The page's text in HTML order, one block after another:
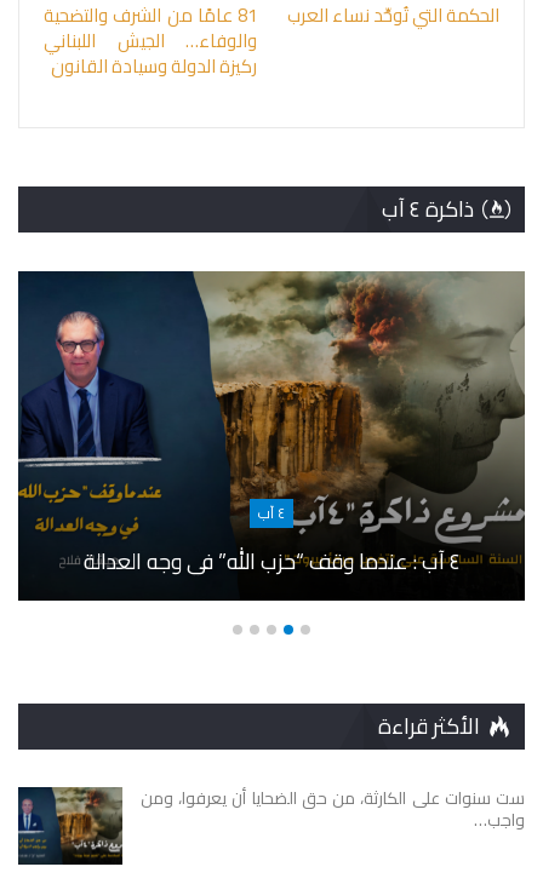
الحكمة التي تُوحِّد نساء العرب 81 عامًا من الشرف والتضحية
والوفاء… الجيش اللبناني
ركيزة الدولة وسيادة القانون
ذاكرة ٤ آب
٤ آب
٤ آب : عندما وقف “حزب الله” في وجه العدالة
الأكثر قراءة
ست سنوات على الكارثة، من حق الضحايا أن يعرفوا، ومن
واجب…